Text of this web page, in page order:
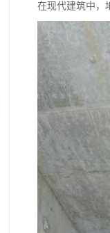
在现代建筑中，